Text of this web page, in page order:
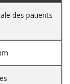
des patients